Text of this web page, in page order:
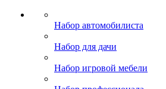
Набор автомобилиста
Набор для дачи
Набор игровой мебели